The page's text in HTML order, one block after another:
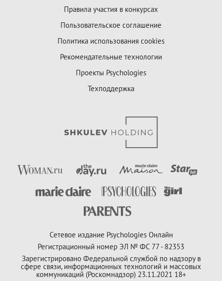
Правила участия в конкурсах
Пользовательское соглашение
Политика использования cookies
Рекомендательные технологии
Проекты Psychologies
Техподдержка
Сетевое издание Psychologies Онлайн
Регистрационный номер ЭЛ № ФС 77 - 82353
Зарегистрировано Федеральной службой по надзору в
сфере связи, информационных технологий и массовых
коммуникаций (Роскомнадзор) 23.11.2021 18+